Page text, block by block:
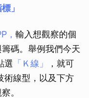
」
， 輸入想觀察的個
碼。舉例我們今天
選 「Ｋ線」
，就可
術線型，以及下方
。